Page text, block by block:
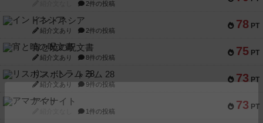
2件の投稿
78 PT
インドネシア
紹介文あり 2件の投稿
75 PT
宵と暁の呪文書
紹介文あり 8件の投稿
73 PT
リスボン・トラム 28
紹介文あり 9件の投稿
73 PT
アマナイト
1件の投稿